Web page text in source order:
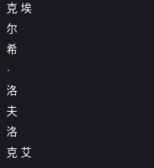
克 埃
尔
希
·
洛
夫
洛
克 艾